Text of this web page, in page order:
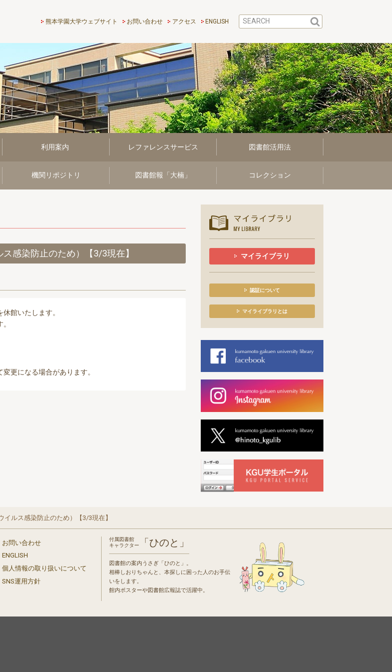
熊本学園大学付属図書館
熊本学園大学ウェブサイト お問い合わせ アクセス ENGLISH
利用案内 レファレンスサービス 図書館活用法
機関リポジトリ 図書館報「大楠」 コレクション
感染防止のため）【3/3現在】
館いたします。
更になる場合があります。
マイライブラリ
認証について
マイライブラリとは
イルス感染防止のため）【3/3現在】
お問い合わせ
ENGLISH
個人情報の取り扱いについて
SNS運用方針
付属図書館
キャラクター
「ひのと」
図書館の案内うさぎ「ひのと」。
相棒しおりちゃんと、本探しに困った人のお手伝
いをします。
館内ポスターや図書館広報誌で活躍中。